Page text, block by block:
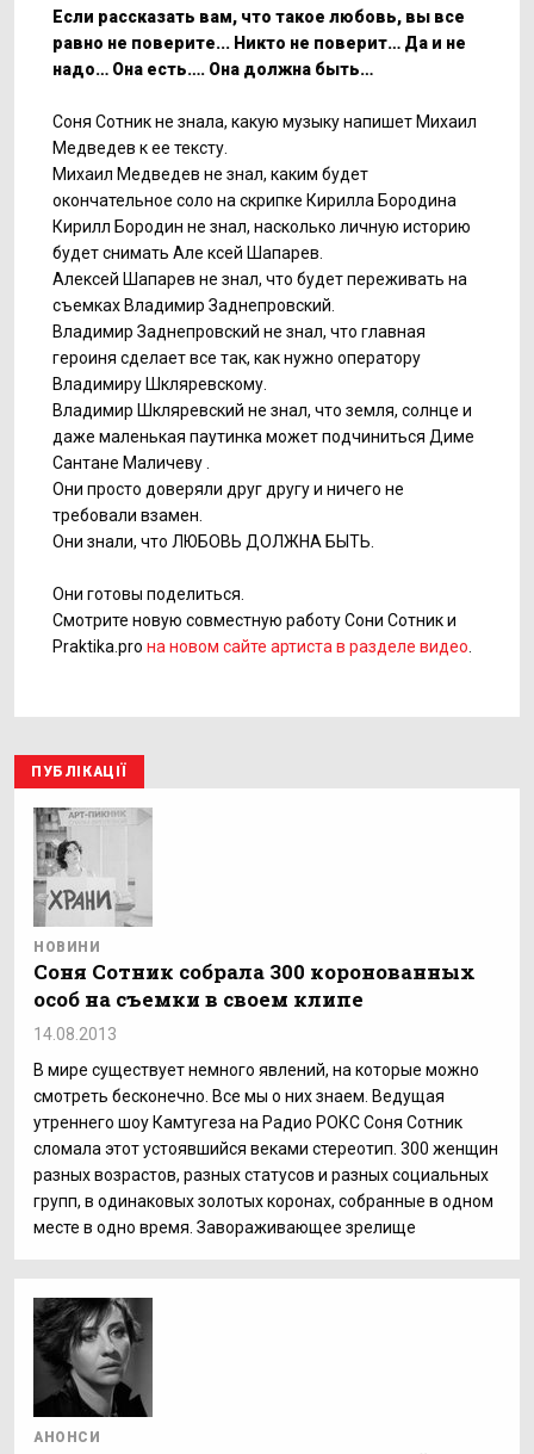
Если рассказать вам, что такое любовь, вы все
равно не поверите... Никто не поверит… Да и не
надо… Она есть…. Она должна быть…
Соня Сотник не знала, какую музыку напишет Михаил
Медведев к ее тексту.
Михаил Медведев не знал, каким будет
окончательное соло на скрипке Кирилла Бородина
Кирилл Бородин не знал, насколько личную историю
будет снимать Але ксей Шапарев.
Алексей Шапарев не знал, что будет переживать на
съемках Владимир Заднепровский.
Владимир Заднепровский не знал, что главная
героиня сделает все так, как нужно оператору
Владимиру Шкляревскому.
Владимир Шкляревский не знал, что земля, солнце и
даже маленькая паутинка может подчиниться Диме
Сантане Маличеву .
Они просто доверяли друг другу и ничего не
требовали взамен.
Они знали, что ЛЮБОВЬ ДОЛЖНА БЫТЬ.
Они готовы поделиться.
Смотрите новую совместную работу Сони Сотник и
Praktika.pro на новом сайте артиста в разделе видео
ПУБЛІКАЦІЇ
НОВИНИ
Соня Сотник собрала 300 коронованных
особ на съемки в своем клипе
14.08.2013
В мире существует немного явлений, на которые можно
смотреть бесконечно. Все мы о них знаем. Ведущая
утреннего шоу Камтугеза на Радио РОКС Соня Сотник
сломала этот устоявшийся веками стереотип. 300 женщин
разных возрастов, разных статусов и разных социальных
групп, в одинаковых золотых коронах, собранные в одном
месте в одно время. Завораживающее зрелище
АНОНСИ